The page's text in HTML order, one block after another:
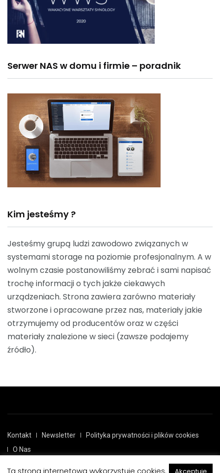
Serwer NAS w domu i firmie – poradnik
Kim jesteśmy ?
Jesteśmy grupą ludzi zawodowo związanych w
systemami storage na poziomie profesjonalnym. A w
wolnym czasie postanowiliśmy zebrać i sami napisać
trochę informacji o tych jakże ciekawych
urządzeniach. Strona zawiera zarówno materiały
stworzone i opracowane przez nas, materiały jakie
otrzymujemy od producentów oraz w części
materiały znalezione w sieci (zawsze podajemy
źródło).
Kontakt Newsletter
Polityka prywatności i plików cookies
O Nas
Ta strona internetowa wykorzystuje cookies.